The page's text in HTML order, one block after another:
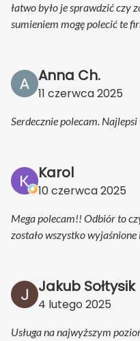
łatwo było je sprawdzić czy
sumieniem mogę polecić te
Anna Ch.
11 czerwca 2025
Serdecznie polecam.
Karol
10 czerwca 2025
Mega polecam!! Odbiór to
zostało wszystko
Jakub Sołtysik
4 lutego 2025
Usługa na najwyższym